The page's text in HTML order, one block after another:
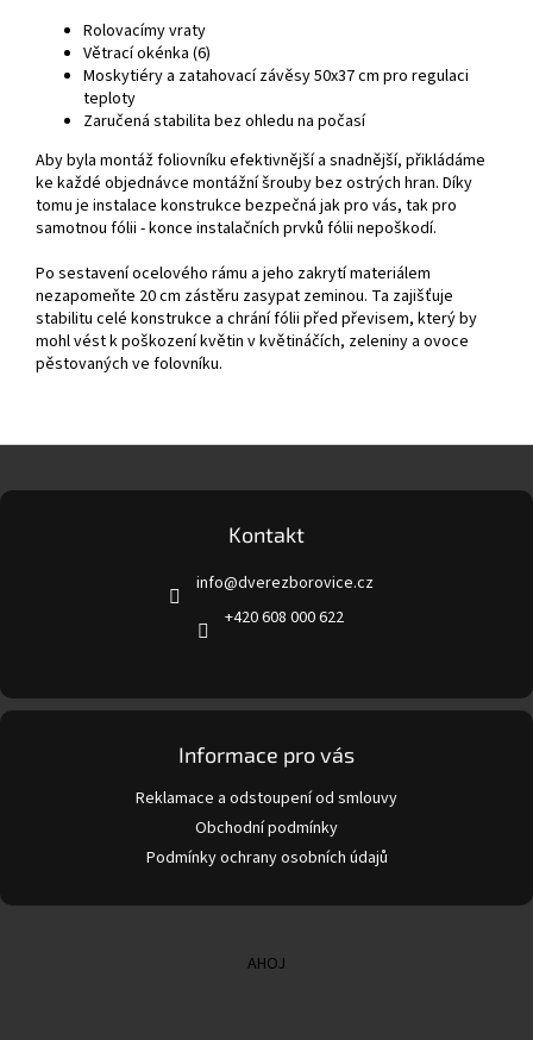
Rolovacímy vraty
Větrací okénka (6)
Moskytiéry a zatahovací závěsy 50x37 cm pro regulaci
teploty
Zaručená stabilita bez ohledu na počasí
Aby byla montáž foliovníku efektivnější a snadnější, přikládáme
ke každé objednávce montážní šrouby bez ostrých hran. Díky
tomu je instalace konstrukce bezpečná jak pro vás, tak pro
samotnou fólii - konce instalačních prvků fólii nepoškodí.
Po sestavení ocelového rámu a jeho zakrytí materiálem
nezapomeňte 20 cm zástěru zasypat zeminou. Ta zajišťuje
stabilitu celé konstrukce a chrání fólii před převisem, který by
mohl vést k poškození květin v květináčích, zeleniny a ovoce
pěstovaných ve folovníku.
p
Kontakt
info@dverezborovice.cz
+420 608 000 622
Informace pro vás
Reklamace a odstoupení od smlouvy
Obchodní podmínky
Podmínky ochrany osobních údajů
AHOJ